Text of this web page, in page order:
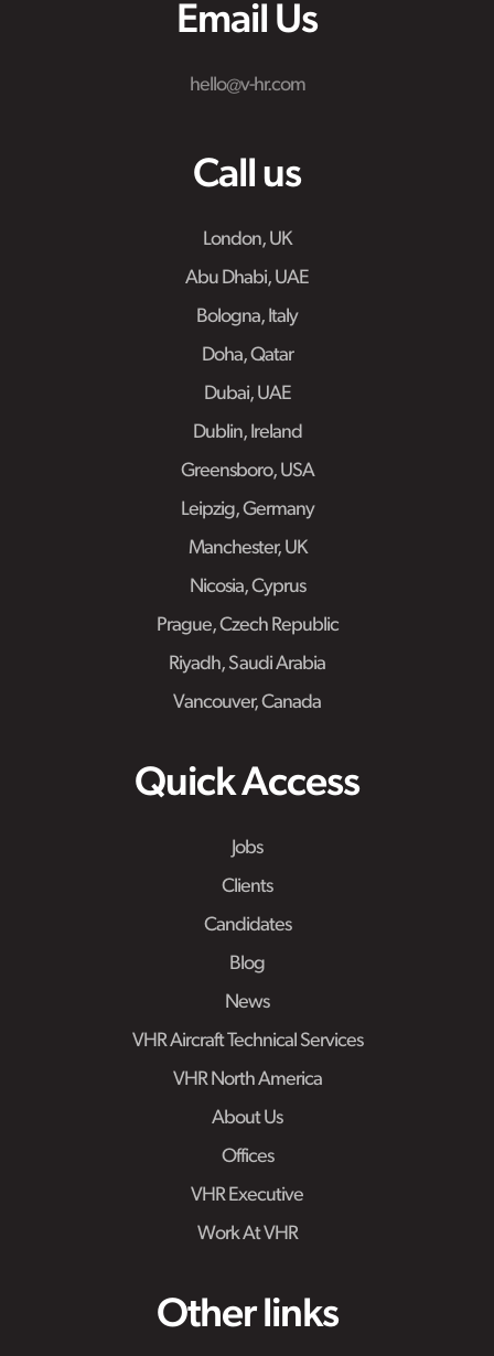
Email Us
hello@v-hr.com
Call us
London, UK
Abu Dhabi, UAE
Bologna, Italy
Doha, Qatar
Dubai, UAE
Dublin, Ireland
Greensboro, USA
Leipzig, Germany
Manchester, UK
Nicosia, Cyprus
Prague, Czech Republic
Riyadh, Saudi Arabia
Vancouver, Canada
Quick Access
Jobs
Clients
Candidates
Blog
News
VHR Aircraft Technical Services
VHR North America
About Us
Offices
VHR Executive
Work At VHR
Other links